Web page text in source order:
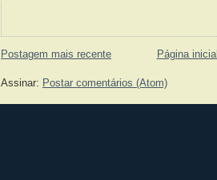
Postagem mais recente Página inicial
Assinar: Postar comentários (Atom)